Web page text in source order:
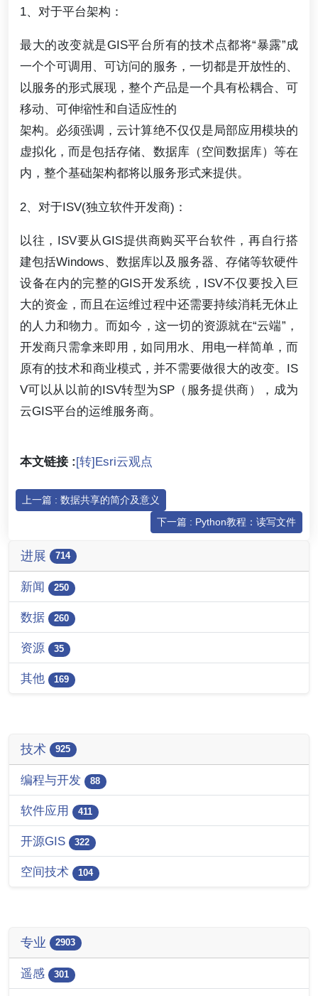
1、对于平台架构：
最大的改变就是GIS平台所有的技术点都将“暴露”成
一个个可调用、可访问的服务，一切都是开放性的、
以服务的形式展现，整个产品是一个具有松耦合、可
移动、可伸缩性和自适应性的
架构。必须强调，云计算绝不仅仅是局部应用模块的
虚拟化，而是包括存储、数据库（空间数据库）等在
内，整个基础架构都将以服务形式来提供。
2、对于ISV(独立软件开发商)：
以往，ISV要从GIS提供商购买平台软件，再自行搭
建包括Windows、数据库以及服务器、存储等软硬件
设备在内的完整的GIS开发系统，ISV不仅要投入巨
大的资金，而且在运维过程中还需要持续消耗无休止
的人力和物力。而如今，这一切的资源就在“云端”，
开发商只需拿来即用，如同用水、用电一样简单，而
原有的技术和商业模式，并不需要做很大的改变。IS
V可以从以前的ISV转型为SP（服务提供商），成为
云GIS平台的运维服务商。
本文链接 :[转]Esri云观点
上一篇 : 数据共享的简介及意义
下一篇 : Python教程：读写文件
进展 714
新闻 250
数据 260
资源 35
其他 169
技术 925
编程与开发 88
软件应用 411
开源GIS 322
空间技术 104
专业 2903
遥感 301